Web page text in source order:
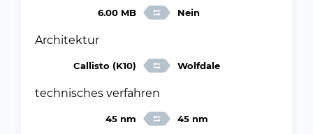
6.00 MB Nein
Architektur
Callisto (K10) Wolfdale
technisches verfahren
45 nm 45 nm